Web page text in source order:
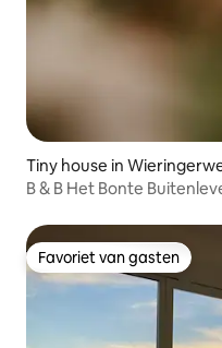
Tiny house in
B & B Het Bonte
Favoriet van gasten
Favoriet van gasten